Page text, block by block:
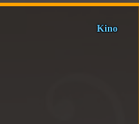
Kino